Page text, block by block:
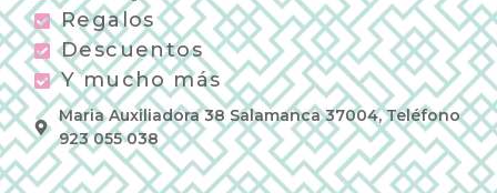
Regalos
Descuentos
Y mucho más
Maria Auxiliadora 38 Salamanca 37004, Teléfono
923 055 038